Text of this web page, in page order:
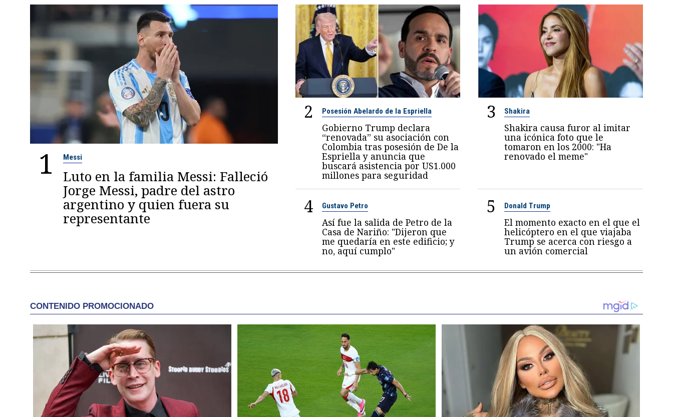
1 Messi
Luto en la familia Messi: Falleció
Jorge Messi, padre del astro
argentino y quien fuera su
representante
2 Posesión Abelardo de la Espriella
Gobierno Trump declara
“renovada” su asociación con
Colombia tras posesión de De la
Espriella y anuncia que
buscará asistencia por US1.000
millones para seguridad
3 Shakira
Shakira causa furor al imitar
una icónica foto que le
tomaron en los 2000: "Ha
renovado el meme"
4 Gustavo Petro
Así fue la salida de Petro de la
Casa de Nariño: "Dijeron que
me quedaría en este edificio; y
no, aquí cumplo"
5 Donald Trump
El momento exacto en el que el
helicóptero en el que viajaba
Trump se acerca con riesgo a
un avión comercial